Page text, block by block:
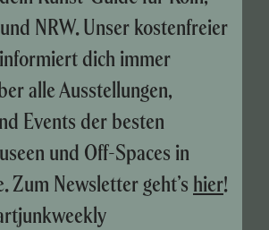
NRW. Unser kostenfreier
dich immer
alle Ausstellungen,
Events der besten
und Off-Spaces in
Zum Newsletter geht’s hier!